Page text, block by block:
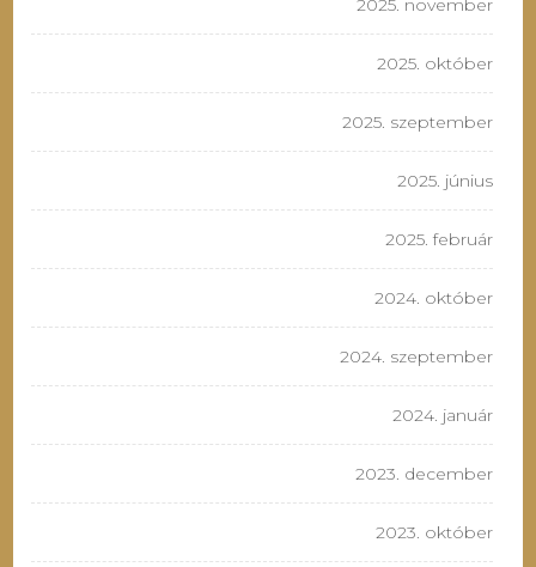
2025. november
2025. október
2025. szeptember
2025. június
2025. február
2024. október
2024. szeptember
2024. január
2023. december
2023. október